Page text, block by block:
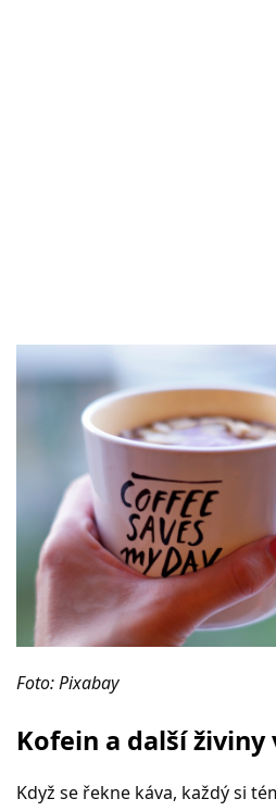
Foto: Pixabay
Kofein a další živiny
Když se řekne káva, každý si